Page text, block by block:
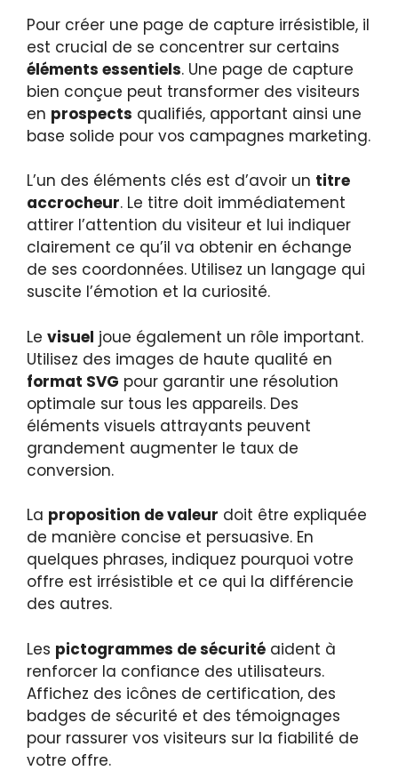
Pour créer une page de capture irrésistible, il
est crucial de se concentrer sur certains
éléments essentiels. Une page de capture
bien conçue peut transformer des visiteurs
en prospects qualifiés, apportant ainsi une
base solide pour vos campagnes marketing.
L’un des éléments clés est d’avoir un titre
accrocheur. Le titre doit immédiatement
attirer l’attention du visiteur et lui indiquer
clairement ce qu’il va obtenir en échange
de ses coordonnées. Utilisez un langage qui
suscite l’émotion et la curiosité.
Le visuel joue également un rôle important.
Utilisez des images de haute qualité en
format SVG pour garantir une résolution
optimale sur tous les appareils. Des
éléments visuels attrayants peuvent
grandement augmenter le taux de
conversion.
La proposition de valeur doit être expliquée
de manière concise et persuasive. En
quelques phrases, indiquez pourquoi votre
offre est irrésistible et ce qui la différencie
des autres.
Les pictogrammes de sécurité aident à
renforcer la confiance des utilisateurs.
Affichez des icônes de certification, des
badges de sécurité et des témoignages
pour rassurer vos visiteurs sur la fiabilité de
votre offre.